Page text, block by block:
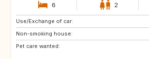
6 2
Use/Exchange of car:
Non-smoking house:
Pet care wanted:
DE
CZ
IL